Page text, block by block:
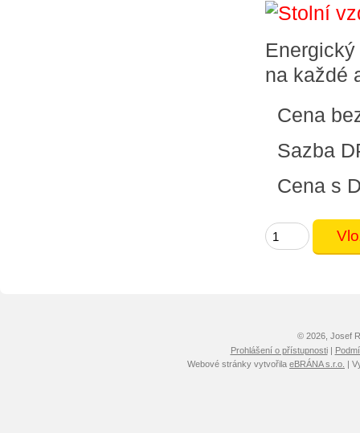
na každé
Cena
Sazba
Cena s
© 2026, Josef
Prohlášení o přístupnosti|
Webové stránky vytvořila eBRÁNA s.r.o. |